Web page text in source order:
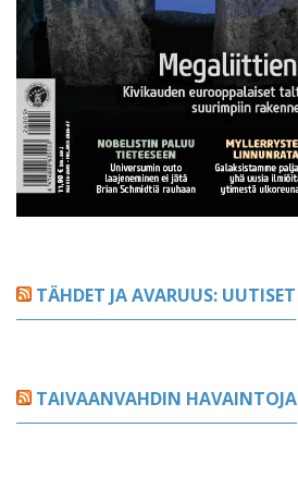
TÄHDET JA AVARUUS: UUTISET
TAIVAANVAHDIN HAVAINTOJA